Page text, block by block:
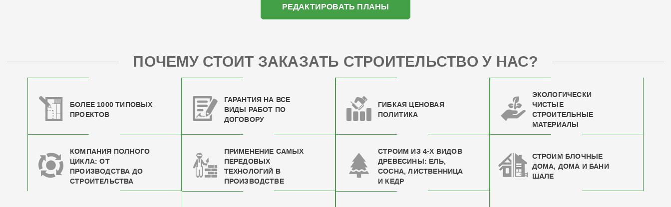
РЕДАКТИРОВАТЬ ПЛАНЫ
ПОЧЕМУ СТОИТ ЗАКАЗАТЬ СТРОИТЕЛЬСТВО У НАС?
БОЛЕЕ 1000 ТИПОВЫХ
ПРОЕКТОВ
ГАРАНТИЯ НА ВСЕ
ВИДЫ РАБОТ ПО
ДОГОВОРУ
ГИБКАЯ ЦЕНОВАЯ
ПОЛИТИКА
ЭКОЛОГИЧЕСКИ
ЧИСТЫЕ
СТРОИТЕЛЬНЫЕ
МАТЕРИАЛЫ
КОМПАНИЯ ПОЛНОГО
ЦИКЛА: ОТ
ПРОИЗВОДСТВА ДО
СТРОИТЕЛЬСТВА
ПРИМЕНЕНИЕ САМЫХ
ПЕРЕДОВЫХ
ТЕХНОЛОГИЙ В
ПРОИЗВОДСТВЕ
СТРОИМ ИЗ 4-Х ВИДОВ
ДРЕВЕСИНЫ: ЕЛЬ,
СОСНА, ЛИСТВЕННИЦА
И КЕДР
СТРОИМ БЛОЧНЫЕ
ДОМА, ДОМА И БАНИ
ШАЛЕ